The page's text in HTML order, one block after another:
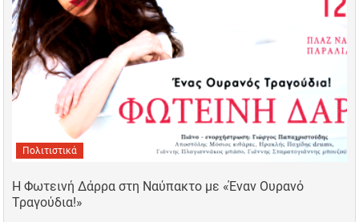
Πολιτιστικά
Η Φωτεινή Δάρρα στη Ναύπακτο με «Έναν Ουρανό
Τραγούδια!»